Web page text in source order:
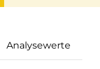
Analysewerte